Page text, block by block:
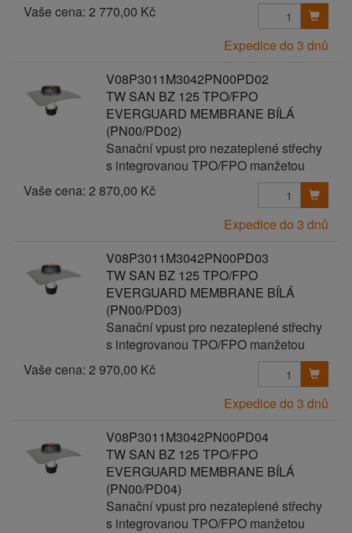
Vaše cena: 2 770,00 Kč
Expedice do 3 dnů
V08P3011M3042PN00PD02
TW SAN BZ 125 TPO/FPO
EVERGUARD MEMBRANE BÍLÁ
(PN00/PD02)
Sanační vpust pro nezateplené střechy
s integrovanou TPO/FPO manžetou
Vaše cena: 2 870,00 Kč
Expedice do 3 dnů
V08P3011M3042PN00PD03
TW SAN BZ 125 TPO/FPO
EVERGUARD MEMBRANE BÍLÁ
(PN00/PD03)
Sanační vpust pro nezateplené střechy
s integrovanou TPO/FPO manžetou
Vaše cena: 2 970,00 Kč
Expedice do 3 dnů
V08P3011M3042PN00PD04
TW SAN BZ 125 TPO/FPO
EVERGUARD MEMBRANE BÍLÁ
(PN00/PD04)
Sanační vpust pro nezateplené střechy
s integrovanou TPO/FPO manžetou